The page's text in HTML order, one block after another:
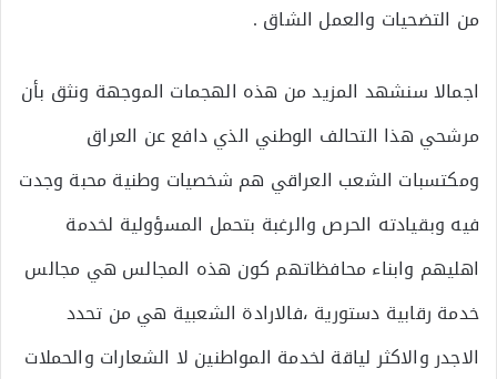
من التضحيات والعمل الشاق .
اجمالا سنشهد المزيد من هذه الهجمات الموجهة ونثق بأن
مرشحي هذا التحالف الوطني الذي دافع عن العراق
ومكتسبات الشعب العراقي هم شخصيات وطنية محبة وجدت
فيه وبقيادته الحرص والرغبة بتحمل المسؤولية لخدمة
اهليهم وابناء محافظاتهم كون هذه المجالس هي مجالس
خدمة رقابية دستورية ،فالارادة الشعبية هي من تحدد
الاجدر والاكثر لياقة لخدمة المواطنين لا الشعارات والحملات